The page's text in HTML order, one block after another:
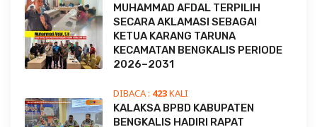
MUHAMMAD AFDAL TERPILIH
SECARA AKLAMASI SEBAGAI
KETUA KARANG TARUNA
KECAMATAN BENGKALIS PERIODE
2026–2031
DIBACA : 423KALI
KALAKSA BPBD KABUPATEN
BENGKALIS HADIRI RAPAT